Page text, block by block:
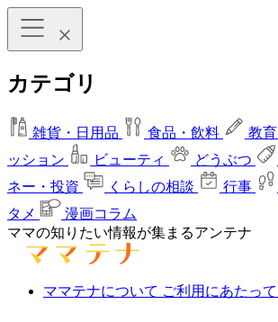
カテゴリ
雑貨・日用品 食品・飲料 教育
ッション
ビューティ どうぶつ
ネー・投資
くらしの相談 行事
タメ
漫画コラム
ママの知りたい情報が集まるアンテナ
ママテナについて ご利用にあたって